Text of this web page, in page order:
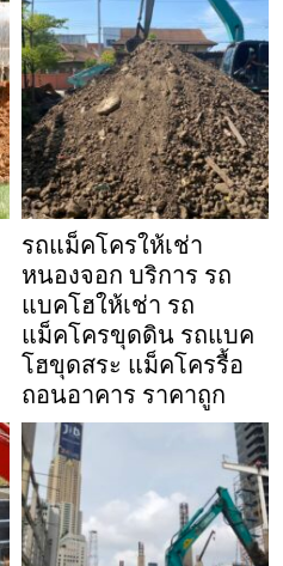
รถแม็คโครให้เช่า
หนองจอก บริการ รถ
แบคโฮให้เช่า รถ
แม็คโครขุดดิน รถแบค
โฮขุดสระ แม็คโครรื้อ
ถอนอาคาร ราคาถูก